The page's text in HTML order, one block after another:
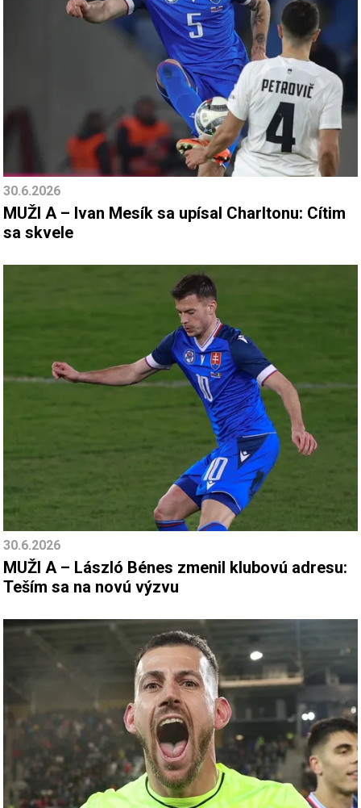
30.6.2026
MUŽI A – Ivan Mesík sa upísal Charltonu: Cítim
sa skvele
30.6.2026
MUŽI A – László Bénes zmenil klubovú adresu:
Teším sa na novú výzvu